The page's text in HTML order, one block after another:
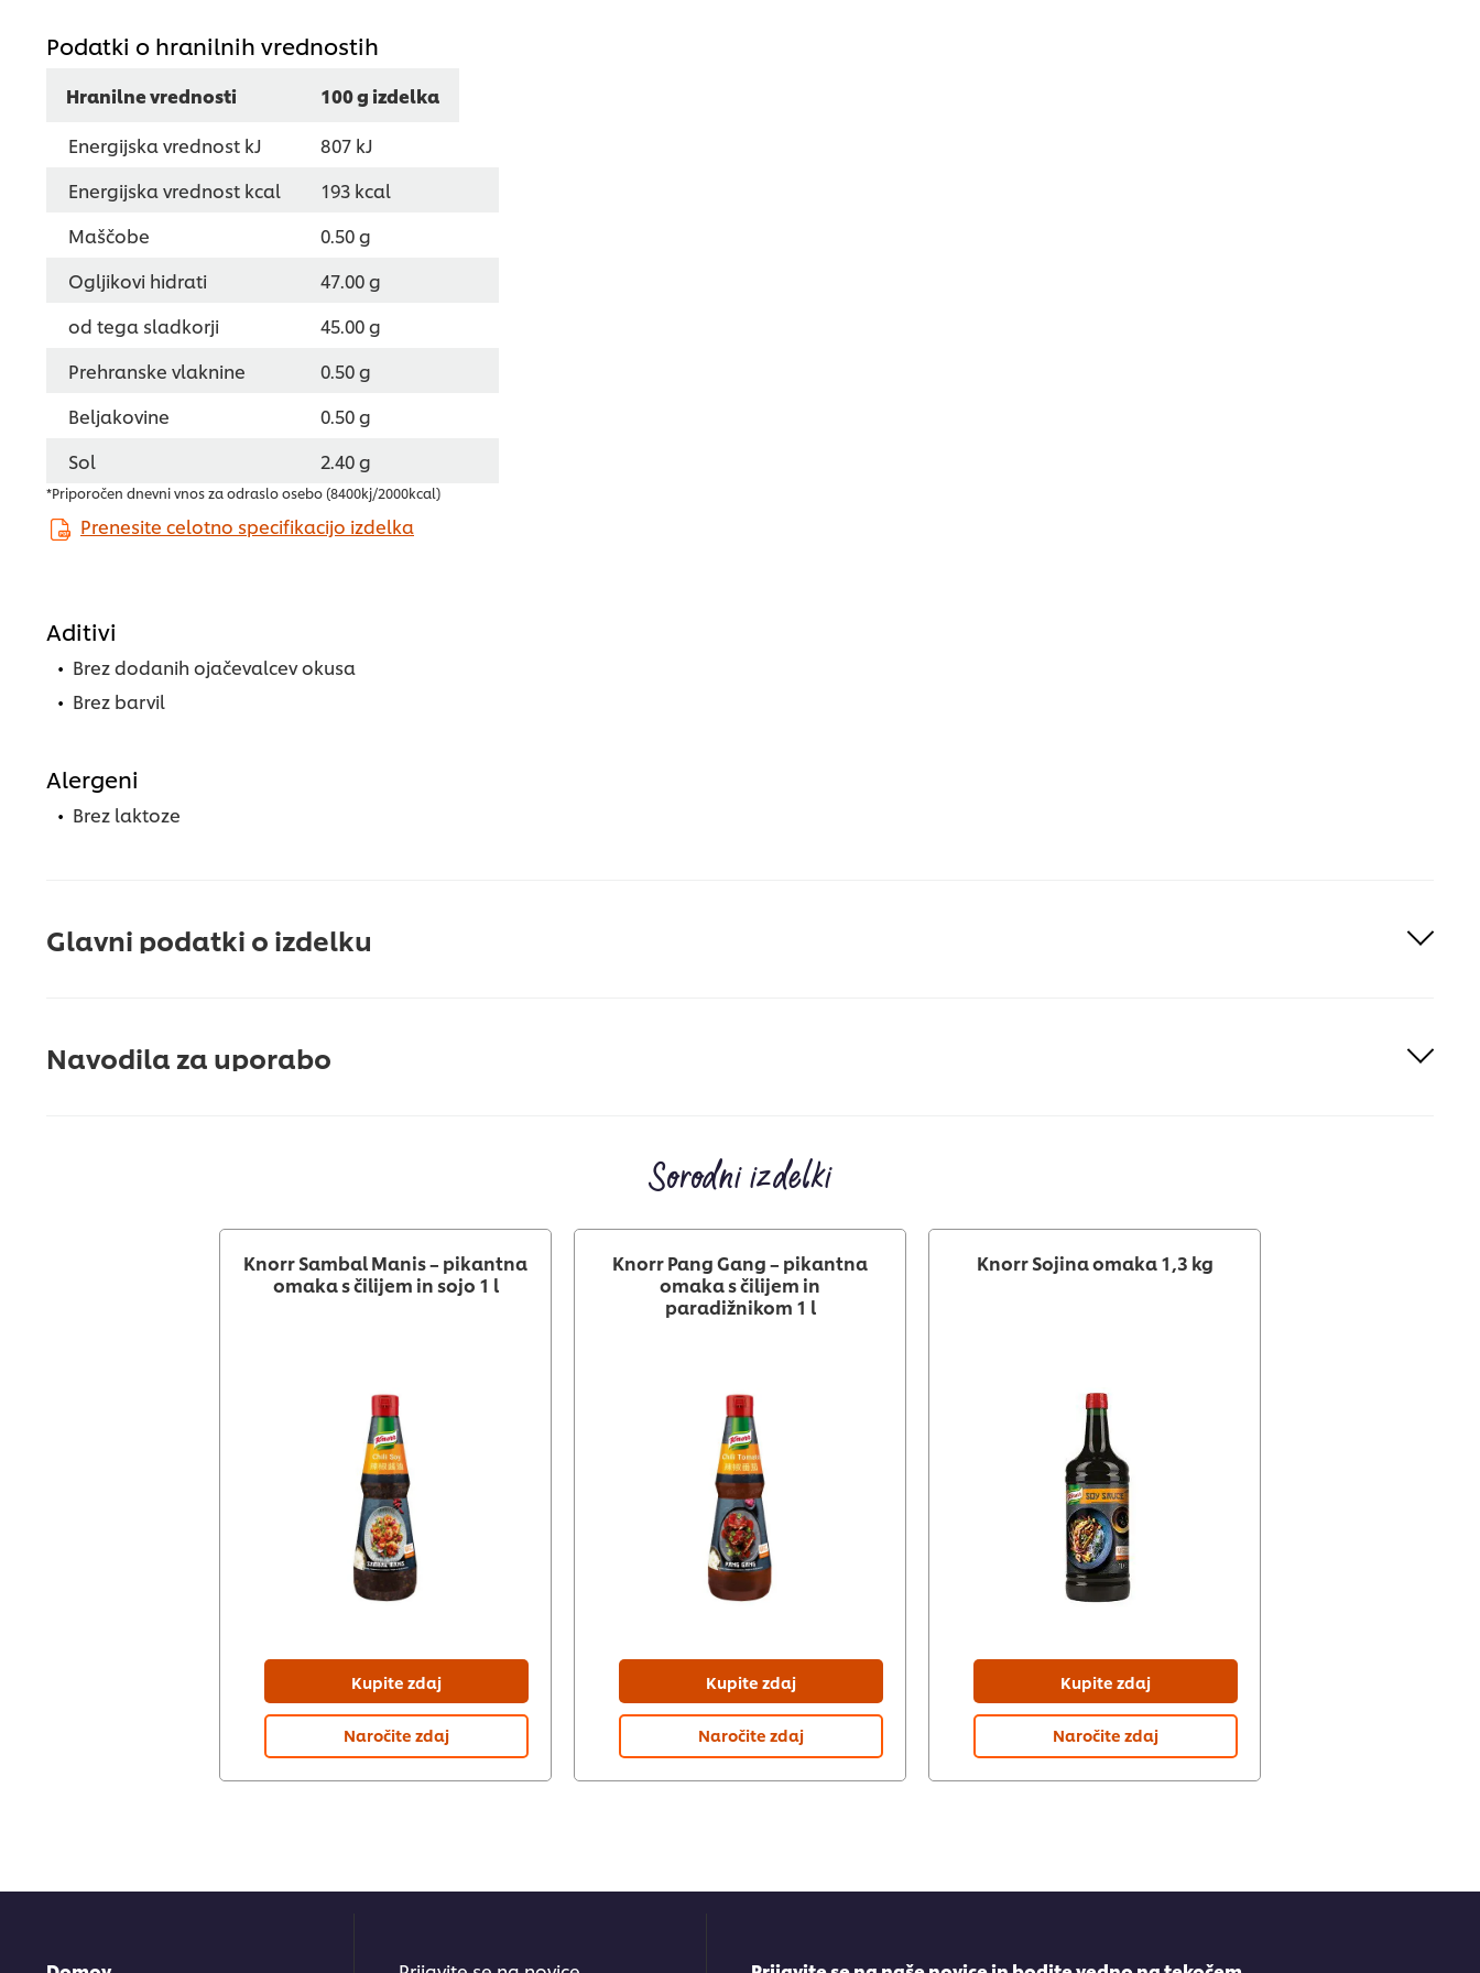
Podatki o hranilnih vrednostih
Hranilne vrednosti
100 g izdelka
Energijska vrednost kJ
807 kJ
Energijska vrednost kcal
193 kcal
Maščobe
0.50 g
Ogljikovi hidrati
47.00 g
od tega sladkorji
45.00 g
Prehranske vlaknine
0.50 g
Beljakovine
0.50 g
Sol
2.40 g
*Priporočen dnevni vnos za odraslo osebo (8400kj/2000kcal)
Prenesite celotno specifikacijo izdelka
Aditivi
Brez dodanih ojačevalcev okusa
Brez barvil
Alergeni
Brez laktoze
Glavni podatki o izdelku
Navodila za uporabo
Sorodni izdelki
Knorr Sambal Manis – pikantna
omaka s čilijem in sojo 1 l
Kupite zdaj
Naročite zdaj
Knorr Pang Gang – pikantna
omaka s čilijem in
paradižnikom 1 l
Kupite zdaj
Naročite zdaj
Knorr Sojina omaka 1,3 kg
Kupite zdaj
Naročite zdaj